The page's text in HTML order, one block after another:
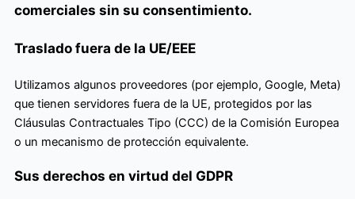
comerciales sin su consentimiento.
Traslado fuera de la UE/EEE
Utilizamos algunos proveedores (por ejemplo, Google, Meta)
que tienen servidores fuera de la UE, protegidos por las
Cláusulas Contractuales Tipo (CCC) de la Comisión Europea
o un mecanismo de protección equivalente.
Sus derechos en virtud del GDPR